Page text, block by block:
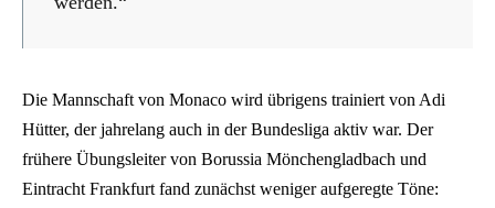
Die Mannschaft von Monaco wird übrigens trainiert von Adi
Hütter, der jahrelang auch in der Bundesliga aktiv war. Der
frühere Übungsleiter von Borussia Mönchengladbach und
Eintracht Frankfurt fand zunächst weniger aufgeregte Töne: